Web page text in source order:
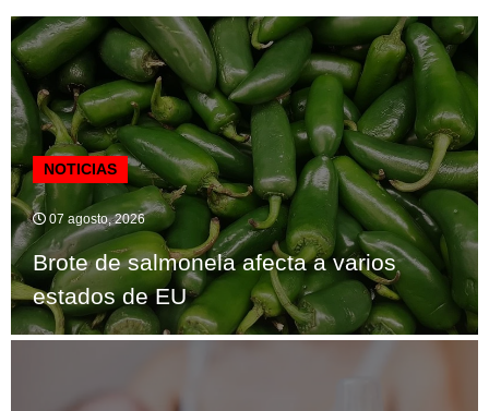
NOTICIAS
07 agosto, 2026
Brote de salmonela afecta a varios
estados de EU